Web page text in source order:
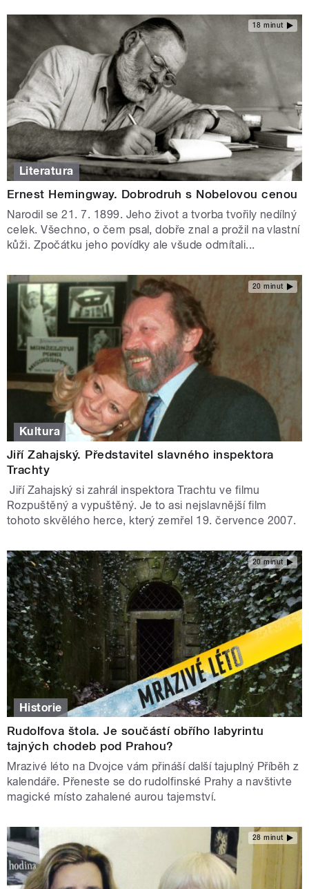
18 minut
Literatura
Ernest Hemingway. Dobrodruh s Nobelovou cenou
Narodil se 21. 7. 1899. Jeho život a tvorba tvořily nedílný
celek. Všechno, o čem psal, dobře znal a prožil na vlastní
kůži. Zpočátku jeho povídky ale všude odmítali...
20 minut
Kultura
Jiří Zahajský. Představitel slavného inspektora
Trachty
Jiří Zahajský si zahrál inspektora Trachtu ve filmu
Rozpuštěný a vypuštěný. Je to asi nejslavnější film
tohoto skvělého herce, který zemřel 19. července 2007.
20 minut
Historie
Rudolfova štola. Je součástí obřího labyrintu
tajných chodeb pod Prahou?
Mrazivé léto na Dvojce vám přináší další tajuplný Příběh z
kalendáře. Přeneste se do rudolfinské Prahy a navštivte
magické místo zahalené aurou tajemství.
28 minut